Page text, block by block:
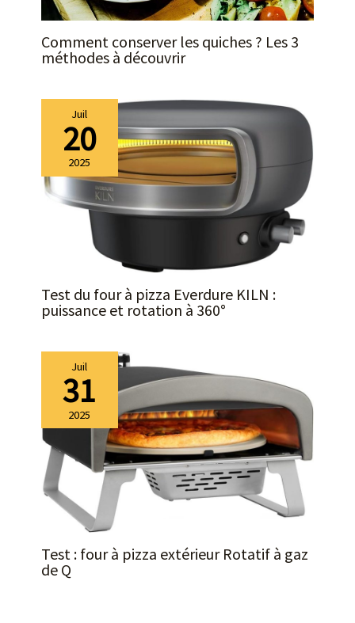
Comment conserver les quiches ? Les 3
méthodes à découvrir
Juil
20
2025
Test du four à pizza Everdure KILN :
puissance et rotation à 360°
Juil
31
2025
Test : four à pizza extérieur Rotatif à gaz
de Q